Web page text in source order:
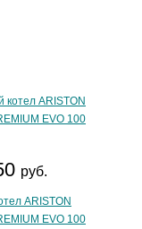
руб.
ARISTON
EVO 100